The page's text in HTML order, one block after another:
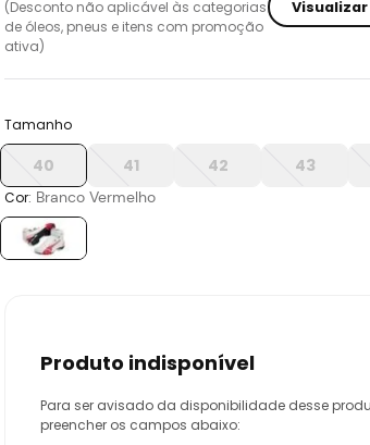
(Desconto não aplicável às categorias
de óleos, pneus e itens com promoção
ativa)
Tamanho
40 41 42 43
Cor: Branco Vermelho
produto indisponível
Para ser avisado da disponibilidade desse
preencher os campos abaixo: